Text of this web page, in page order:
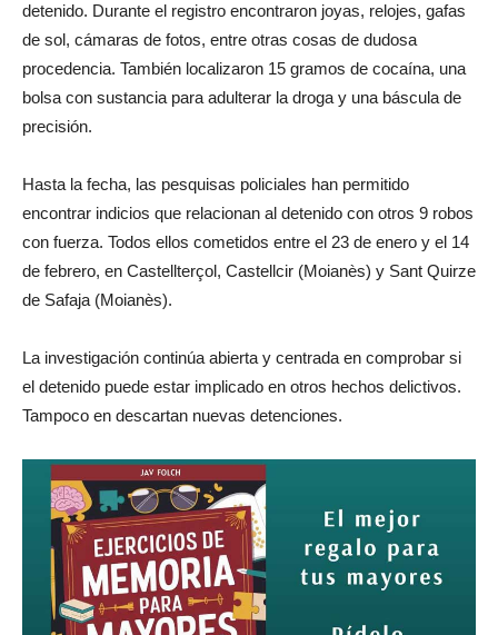
detenido. Durante el registro encontraron joyas, relojes, gafas
de sol, cámaras de fotos, entre otras cosas de dudosa
procedencia. También localizaron 15 gramos de cocaína, una
bolsa con sustancia para adulterar la droga y una báscula de
precisión.
Hasta la fecha, las pesquisas policiales han permitido
encontrar indicios que relacionan al detenido con otros 9 robos
con fuerza. Todos ellos cometidos entre el 23 de enero y el 14
de febrero, en Castellterçol, Castellcir (Moianès) y Sant Quirze
de Safaja (Moianès).
La investigación continúa abierta y centrada en comprobar si
el detenido puede estar implicado en otros hechos delictivos.
Tampoco en descartan nuevas detenciones.